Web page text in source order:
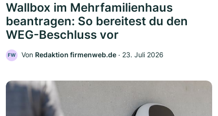
Wallbox im Mehrfamilienhaus
beantragen: So bereitest du den
WEG-Beschluss vor
FW Von Redaktion firmenweb.de ‧ 23. Juli 2026